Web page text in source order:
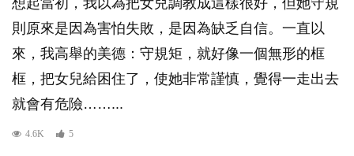
想起當初，我以為把女兒調教成這樣很好，但她守規
則原來是因為害怕失敗，是因為缺乏自信。一直以
來，我高舉的美德：守規矩，就好像一個無形的框
框，把女兒給困住了，使她非常謹慎，覺得一走出去
就會有危險……...
4.6K 5